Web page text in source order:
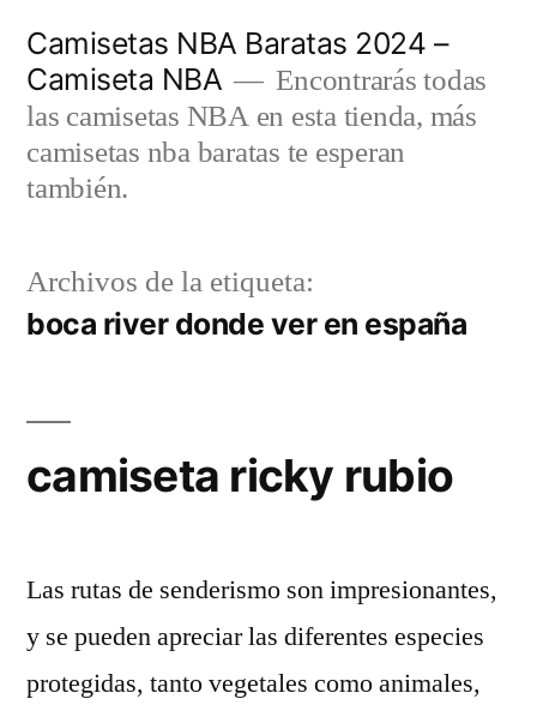
contenido
Camisetas NBA Baratas 2024 –
Camiseta NBA
Encontrarás todas
las camisetas NBA en esta tienda, más
camisetas nba baratas te esperan
también.
Archivos de la etiqueta:
boca river donde ver en españa
camiseta ricky rubio
Las rutas de senderismo son impresionantes,
y se pueden apreciar las diferentes especies
protegidas, tanto vegetales como animales,